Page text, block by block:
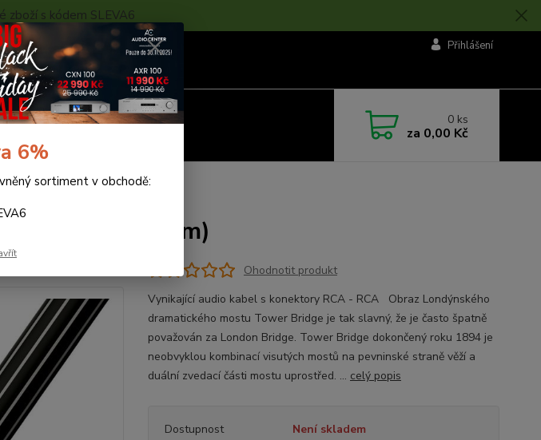
zboží s kódem SLEVA6
ZBOŽÍ - KALKULACE
Přihlášení
Hledat 0 ks
za 0,00 Kč
RCA (16m)
RCA-RCA (16m)
Ohodnotit produkt
Vynikající audio kabel s konektory RCA - RCA Obraz Londýnského
dramatického mostu Tower Bridge je tak slavný, že je často špatně
považován za London Bridge. Tower Bridge dokončený roku 1894 je
neobvyklou kombinací visutých mostů na pevninské straně věží a
duální zvedací části mostu uprostřed. ... celý popis
Dostupnost Není skladem
6%
sortiment v obchodě: